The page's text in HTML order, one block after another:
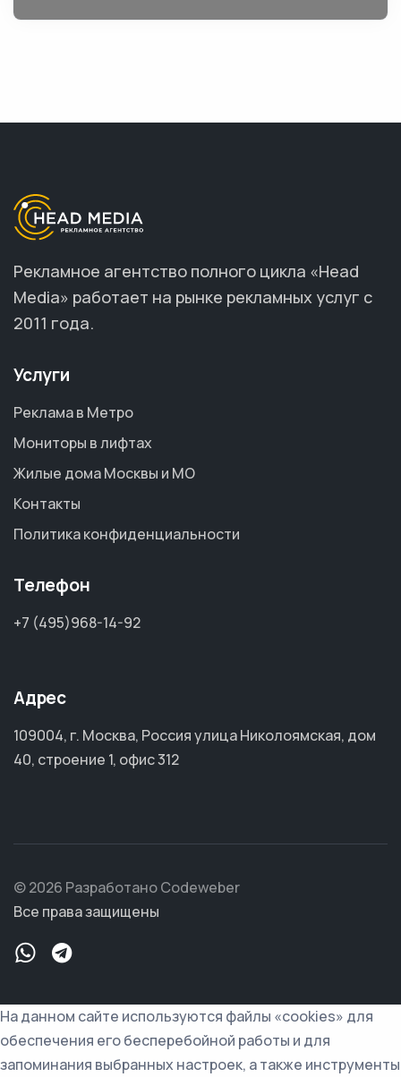
Рекламное агентство полного цикла «Head
Media» работает на рынке рекламных услуг с
2011 года.
Услуги
Реклама в Метро
Мониторы в лифтах
Жилые дома Москвы и МО
Контакты
Политика конфиденциальности
Телефон
+7 (495)968-14-92
Адрес
109004, г. Москва, Россия улица Николоямская, дом
40, строение 1, офис 312
© 2026 Разработано Codeweber
Все права защищены
На данном сайте используются файлы «cookies» для
обеспечения его бесперебойной работы и для
запоминания выбранных настроек, а также инструменты